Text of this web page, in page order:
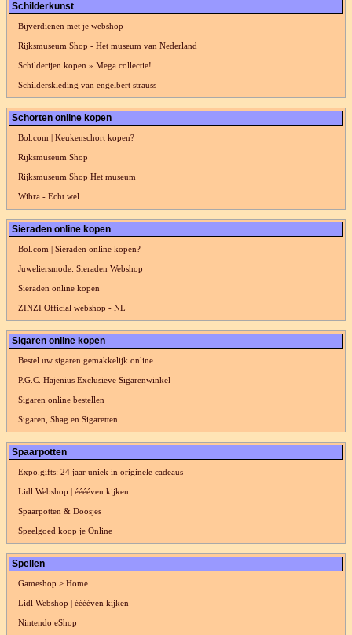
Schilderkunst
Bijverdienen met je webshop
Rijksmuseum Shop - Het museum van Nederland
Schilderijen kopen » Mega collectie!
Schilderskleding van engelbert strauss
Schorten online kopen
Bol.com | Keukenschort kopen?
Rijksmuseum Shop
Rijksmuseum Shop Het museum
Wibra - Echt wel
Sieraden online kopen
Bol.com | Sieraden online kopen?
Juweliersmode: Sieraden Webshop
Sieraden online kopen
ZINZI Official webshop - NL
Sigaren online kopen
Bestel uw sigaren gemakkelijk online
P.G.C. Hajenius Exclusieve Sigarenwinkel
Sigaren online bestellen
Sigaren, Shag en Sigaretten
Spaarpotten
Expo.gifts: 24 jaar uniek in originele cadeaus
Lidl Webshop | ééééven kijken
Spaarpotten & Doosjes
Speelgoed koop je Online
Spellen
Gameshop > Home
Lidl Webshop | ééééven kijken
Nintendo eShop